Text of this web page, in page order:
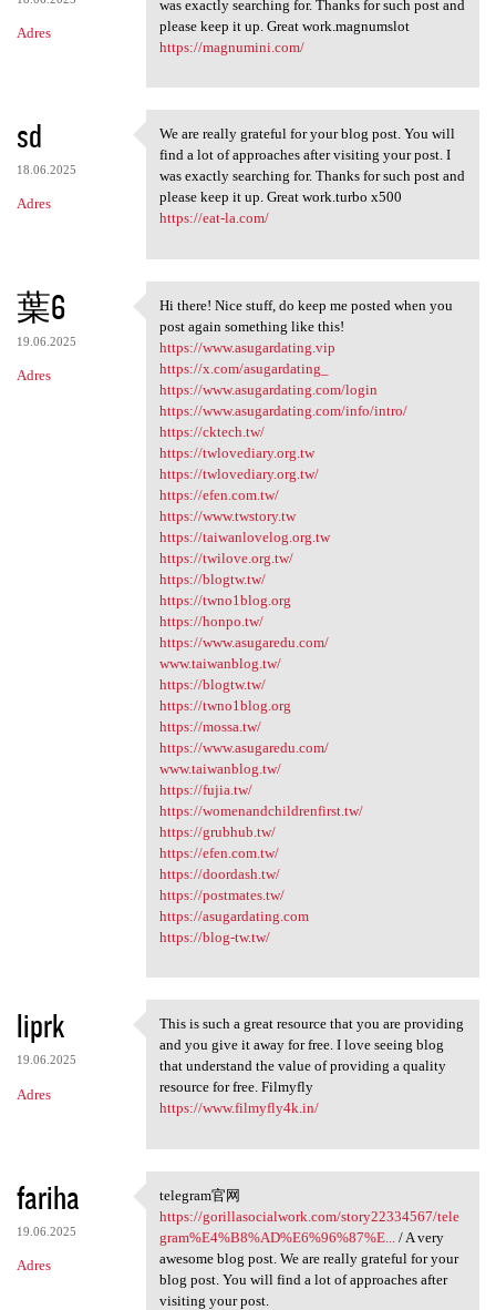
Adres
was exactly searching for. Thanks for such post and
please keep it up. Great work.magnumslot
https://magnumini.com/
sd
18.06.2025
Adres
We are really grateful for
We are really grateful for your blog post. You will
find a lot of approaches after visiting your post. I
was exactly searching for. Thanks for such post and
please keep it up. Great work.turbo x500
https://eat-la.com/
葉6
19.06.2025
Adres
Hi there! Nice stuff, do keep
Hi there! Nice stuff, do keep me posted when you
post again something like this!
https://www.asugardating.vip
https://x.com/asugardating_
https://www.asugardating.com/login
https://www.asugardating.com/info/intro/
https://cktech.tw/
https://twlovediary.org.tw
https://twlovediary.org.tw/
https://efen.com.tw/
https://www.twstory.tw
https://taiwanlovelog.org.tw
https://twilove.org.tw/
https://blogtw.tw/
https://twno1blog.org
https://honpo.tw/
https://www.asugaredu.com/
www.taiwanblog.tw/
https://blogtw.tw/
https://twno1blog.org
https://mossa.tw/
https://www.asugaredu.com/
www.taiwanblog.tw/
https://fujia.tw/
https://womenandchildrenfirst.tw/
https://grubhub.tw/
https://efen.com.tw/
https://doordash.tw/
https://postmates.tw/
https://asugardating.com
https://blog-tw.tw/
liprk
19.06.2025
Adres
This is such a great resource
This is such a great resource that you are providing
and you give it away for free. I love seeing blog
that understand the value of providing a quality
resource for free. Filmyfly
https://www.filmyfly4k.in/
fariha
19.06.2025
Adres
telegram官网 https:/
telegram官网
https://gorillasocialwork.com/story22334567/tele
gram%E4%B8%AD%E6%96%87%E...
/ A very
awesome blog post. We are really grateful for your
blog post. You will find a lot of approaches after
visiting your post.